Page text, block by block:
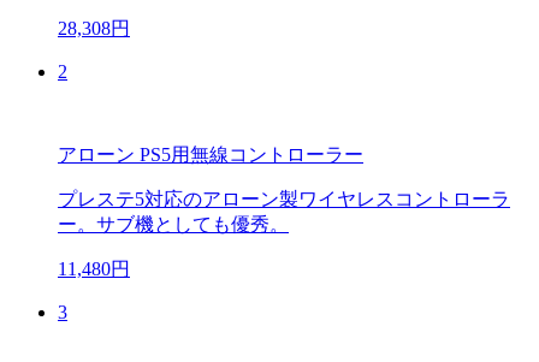
28,308円
2
アローン PS5用無線コントローラー
プレステ5対応のアローン製ワイヤレスコントローラ
ー。サブ機としても優秀。
11,480円
3